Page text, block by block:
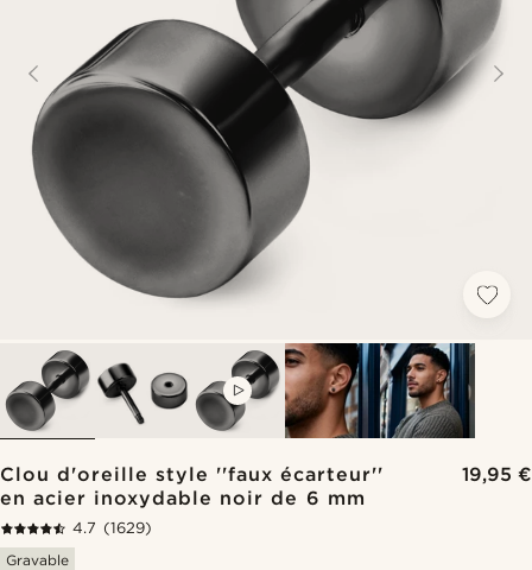
Clou d'oreille style ''faux écarteur''
en acier inoxydable noir de 6 mm
19,95 €
4.7 (1629)
Gravable